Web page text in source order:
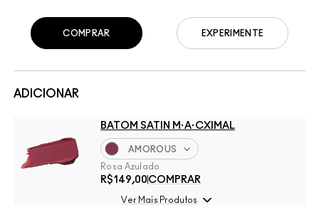
ADICIONAR
BATOM SATIN M·A·CXIMAL
AMOROUS
Rosa Azulado
R$149,00 COMPRAR
Ver Mais Produtos
EXPERIMENTE
COMPRAR